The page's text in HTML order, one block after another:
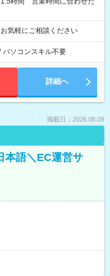
気軽にご相談ください
パソコンスキル不要
詳細へ
掲載日：2026.08.09
本語＼EC運営サ